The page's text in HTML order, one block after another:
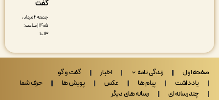
جمعه ۲ مرداد,
۱۴۰۵ | ساعت:
اول زندگی نامه اخبار
گفت و گو
پیام ها عکس پویش ها
حرف شما
ای
رسانه های دیگر